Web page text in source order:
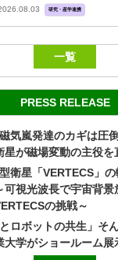
研究・産学連携
一覧
PRESS RELEASE
気嵐発達のカギは圧
が磁場変動の主役を
衛星「VERTECS」
可視光波長で宇宙背
の挑戦～
とロボットの共生」そ
学がショールーム展